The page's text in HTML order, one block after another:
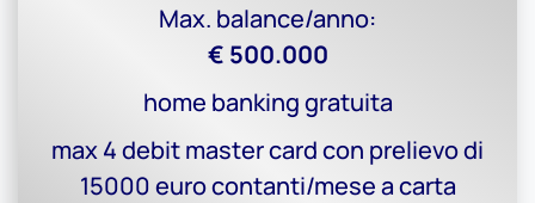
Max. balance/anno:
€ 500.000
home banking gratuita
max 4 debit master card con prelievo di
15000 euro contanti/mese a carta